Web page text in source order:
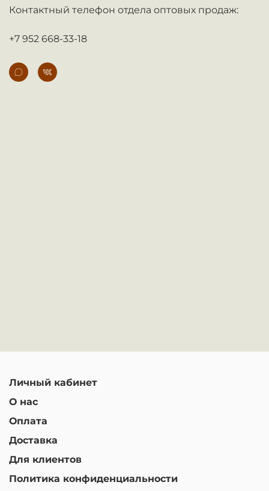
Контактный телефон отдела оптовых продаж:
+7 952 668-33-18
Личный кабинет
О нас
Оплата
Доставка
Для клиентов
Политика конфиденциальности